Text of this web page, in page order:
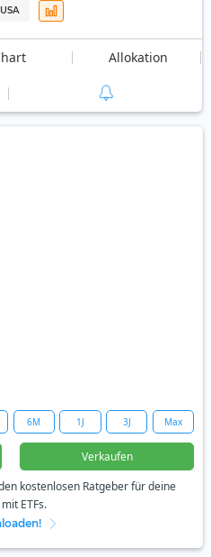
USA
Allokation
6M 1J 3J Max
Verkaufen
kostenlosen Ratgeber für deine
ETFs.